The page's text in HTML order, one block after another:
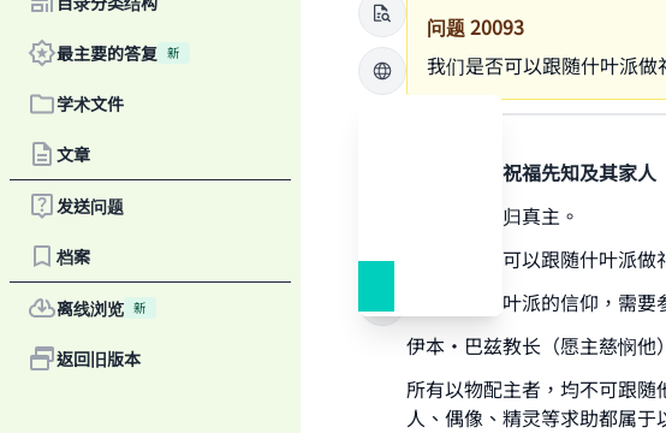
最主要的答复 新
学术文件
文章
发送问题
档案
离线浏览 新
返回旧版本
问题20093
我们是否可以跟随什叶派做
感谢真主，祝福先知及其家人
一切赞颂全归真主。
要知道是否可以跟随什叶派
为了了解什叶派的信仰，需要
伊本·巴兹教长（愿主慈悯他
所有以物配主者，均不可跟
人、偶像、精灵等求助都属于
Make an